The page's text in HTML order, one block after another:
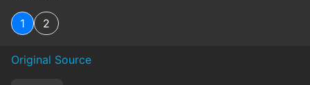
1 2
Original Source